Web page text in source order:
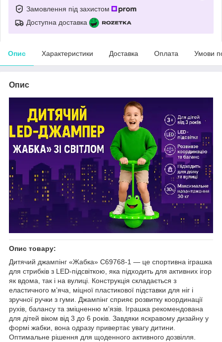
Замовлення під захистом
Доступна доставка
Опис Характеристики Доставка Оплата Умови
Опис
Опис товару:
Дитячий джампінг «Жабка» C69768-1 — це спортивна іграшка
для стрибків з LED-підсвіткою, яка підходить для активних ігор
як вдома, так і на вулиці. Конструкція складається з
еластичного м’яча, міцної пластикової підставки для ніг і
зручної ручки з гуми. Джампінг сприяє розвитку координації
рухів, балансу та зміцненню м’язів. Іграшка рекомендована
для дітей віком від 3 до 6 років. Завдяки яскравому дизайну у
формі жабки, вона одразу привертає увагу дитини.
Оптимальне рішення для щоденного активного дозвілля.